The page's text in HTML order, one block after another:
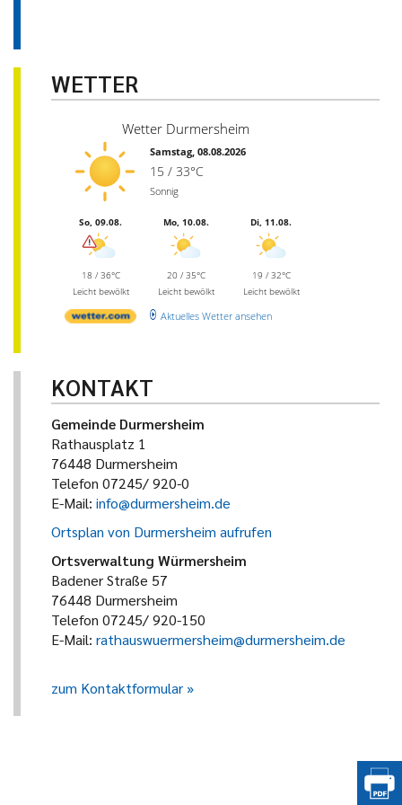
WETTER
Wetter Durmersheim
Samstag, 08.08.2026
15 / 33°C
Sonnig
So, 09.08.
18 / 36°C
Leicht bewölkt
Mo, 10.08.
20 / 35°C
Leicht bewölkt
Di, 11.08.
19 / 32°C
Leicht bewölkt
Aktuelles Wetter ansehen
KONTAKT
Gemeinde Durmersheim
Rathausplatz 1
76448 Durmersheim
Telefon 07245/ 920-0
E-Mail: info@durmersheim.de
Ortsplan von Durmersheim aufrufen
Ortsverwaltung Würmersheim
Badener Straße 57
76448 Durmersheim
Telefon 07245/ 920-150
E-Mail: rathauswuermersheim@durmersheim.de
zum Kontaktformular